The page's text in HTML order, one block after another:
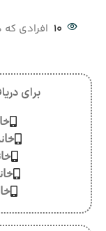
10 افرادی
برای
خانم